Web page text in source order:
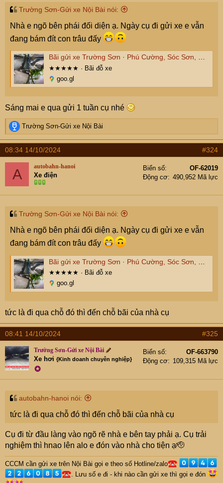
Trường Sơn-Gửi xe Nội Bài nói:
Nhà e ngõ bên phái đối diện ạ. Ngày cụ đi gửi xe e vẫn
đang bám đít con trâu đấy
Bãi gửi xe Trường Sơn · Phú Cường, Sóc Sơn, Hà Nội, Việt Nam
★★★★★ · Bãi đỗ xe
goo.gl
Sáng mai e qua gửi 1 tuần cụ nhé
R
e
a
c
t
o
n
s
Trường Sơn-Gửi xe Nội Bài
08:34 14/10/2024 #324
A autobahn-hanoi
Xe điện
Biển số
OF-62019
Động cơ
490,952 Mã lực
Trường Sơn-Gửi xe Nội Bài nói:
Nhà e ngõ bên phái đối diện ạ. Ngày cụ đi gửi xe e vẫn
đang bám đít con trâu đấy
Bãi gửi xe Trường Sơn · Phú Cường, Sóc Sơn, Hà Nội, Việt Nam
★★★★★ · Bãi đỗ xe
goo.gl
tức là đi qua chỗ đó thì đến chỗ bãi của nhà cụ
08:41 14/10/2024 #325
Trường Sơn-Gửi xe Nội Bài
Xe hơi {Kinh doanh chuyên nghiệp}
✪
Biển số
OF-663790
Động cơ
109,315 Mã lực
autobahn-hanoi nói:
tức là đi qua chỗ đó thì đến chỗ bãi của nhà cụ
Cụ đi từ đầu làng vào ngõ rẽ nhà e bên tay phải ạ. Cụ trải
nghiệm thì hnao lên alo e đón vào nhà cho tiện ạ🫡
CCCM cần gửi xe trên Nội Bài gọi e theo số Hotline/zalo
. Lưu số e đi - khi nào cần gửi xe thì gọi e đón